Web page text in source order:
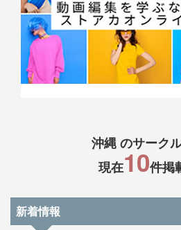
沖縄 のサーク
現在10件掲
新着情報